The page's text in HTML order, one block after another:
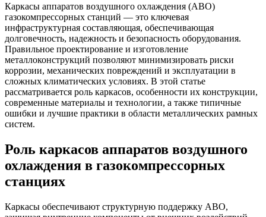
Каркасы аппаратов воздушного охлаждения (АВО)
газокомпрессорных станций — это ключевая
инфраструктурная составляющая, обеспечивающая
долговечность, надежность и безопасность оборудования.
Правильное проектирование и изготовление
металлоконструкций позволяют минимизировать риски
коррозии, механических повреждений и эксплуатации в
сложных климатических условиях. В этой статье
рассматривается роль каркасов, особенности их конструкции,
современные материалы и технологии, а также типичные
ошибки и лучшие практики в области металлических рамных
систем.
Роль каркасов аппаратов воздушного
охлаждения в газокомпрессорных
станциях
Каркасы обеспечивают структурную поддержку АВО,